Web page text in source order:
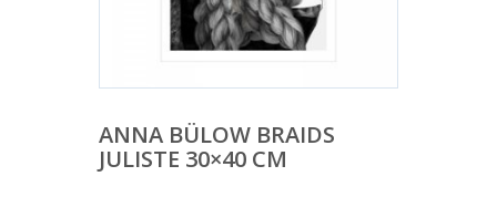
ANNA BÜLOW BRAIDS
JULISTE 30×40 CM